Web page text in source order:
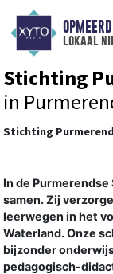
lokaal
Stichting
in
Stichting
In de
samen. Zij
leerwegen in het
Waterland. Onze
bijzonder
pedagogisch-